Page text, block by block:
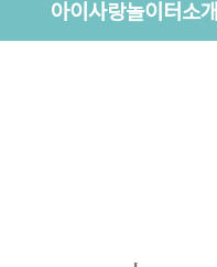
아이사랑놀이터소개